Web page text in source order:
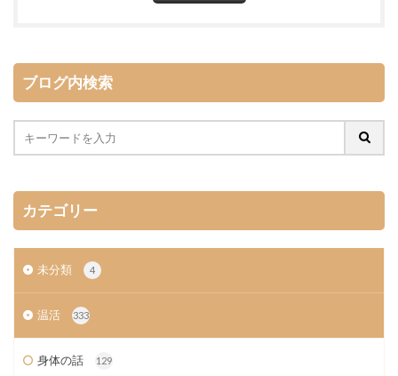
ブログ内検索
カテゴリー
未分類 4
温活 333
身体の話 129